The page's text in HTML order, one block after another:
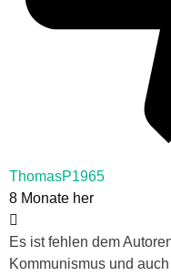
ThomasP1965
8 Monate her
Es ist fehlen dem
Kommunismus und